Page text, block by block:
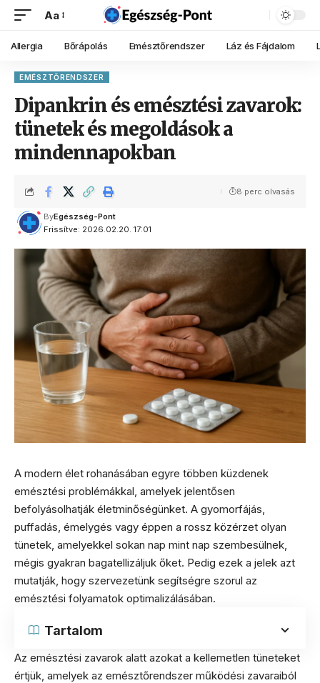
Aa
Allergia Bőrápolás Emésztőrendszer Láz és Fájdalom
EMÉSZTŐRENDSZER
Dipankrin és emésztési zavarok:
tünetek és megoldások a
mindennapokban
Frissítve: 2026.02.20. 17:01
ByEgészség-Pont
8 perc olvasás
A modern élet rohanásában egyre többen küzdenek
emésztési problémákkal, amelyek jelentősen
befolyásolhatják életminőségünket. A gyomorfájás,
puffadás, émelygés vagy éppen a rossz közérzet olyan
tünetek, amelyekkel sokan nap mint nap szembesülnek,
mégis gyakran bagatellizáljuk őket. Pedig ezek a jelek azt
mutatják, hogy szervezetünk segítségre szorul az
emésztési folyamatok optimalizálásában.
Tartalom
Az emésztési zavarok alatt azokat a kellemetlen tüneteket
értjük, amelyek az emésztőrendszer működési zavaraiból